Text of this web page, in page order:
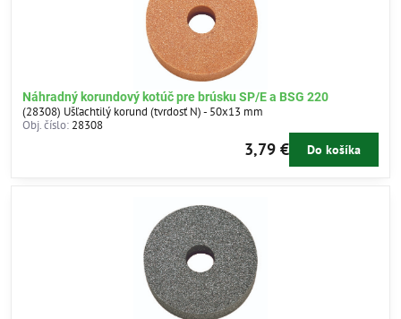
Náhradný korundový kotúč pre brúsku SP/E a BSG 220
(28308) Ušľachtilý korund (tvrdosť N) - 50x13 mm
Obj. číslo: 28308
3,79 € Do košíka